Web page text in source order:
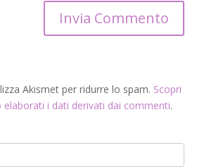
Akismet per ridurre lo spam. Scopri
elaborati i dati derivati dai commenti.